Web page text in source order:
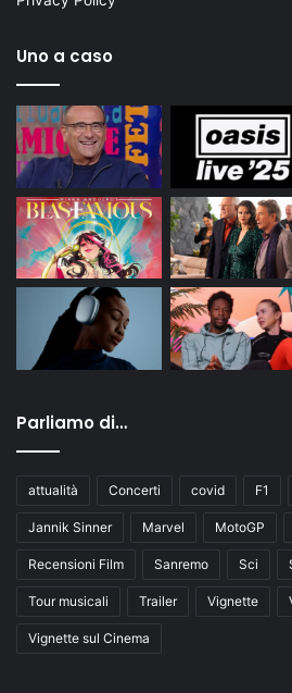
Uno a caso
Parliamo di…
attualità Concerti covid F1
Jannik Sinner Marvel MotoGP
Recensioni Film Sanremo Sci
Tour musicali Trailer Vignette
Vignette sul Cinema